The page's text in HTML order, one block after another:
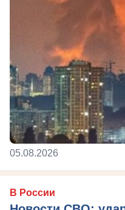
05.08.2026
В России